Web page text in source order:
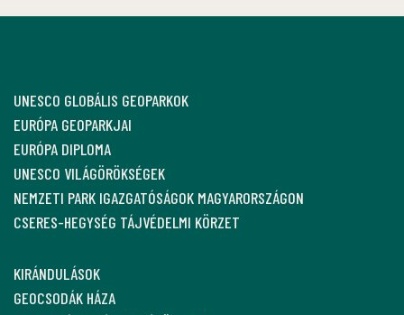
UNESCO GLOBÁLIS GEOPARKOK
EURÓPA GEOPARKJAI
EURÓPA DIPLOMA
UNESCO VILÁGÖRÖKSÉGEK
NEMZETI PARK IGAZGATÓSÁGOK MAGYARORSZÁGON
CSERES-HEGYSÉG TÁJVÉDELMI KÖRZET
KIRÁNDULÁSOK
GEOCSODÁK HÁZA